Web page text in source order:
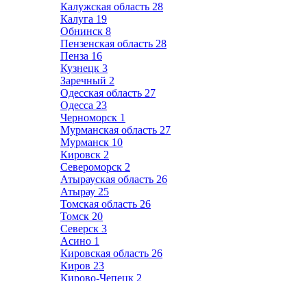
Калужская область 28
Калуга 19
Обнинск 8
Пензенская область 28
Пенза 16
Кузнецк 3
Заречный 2
Одесская область 27
Одесса 23
Черноморск 1
Мурманская область 27
Мурманск 10
Кировск 2
Североморск 2
Атырауская область 26
Атырау 25
Томская область 26
Томск 20
Северск 3
Асино 1
Кировская область 26
Киров 23
Кирово-Чепецк 2